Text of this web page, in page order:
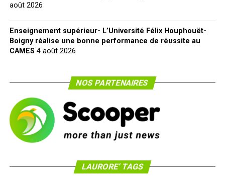
août 2026
Enseignement supérieur- L’Université Félix Houphouët-
Boigny réalise une bonne performance de réussite au
CAMES 4 août 2026
NOS PARTENAIRES
LAURORE’ TAGS